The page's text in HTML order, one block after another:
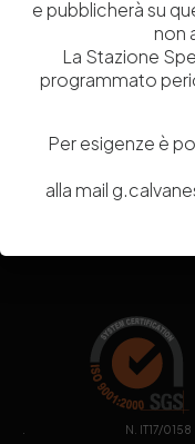
MIUR 000290_EIRI
Euro
Sede legaleVia Campi
. N. IT17/0158
e pubblicherà su
non
La Stazione
programmato
Per esigenze è
alla mail